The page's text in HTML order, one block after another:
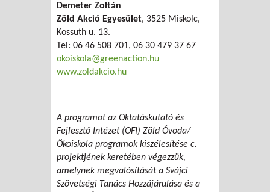
Demeter Zoltán
Zöld Akció Egyesület, 3525 Miskolc,
Kossuth u. 13.
Tel: 06 46 508 701, 06 30 479 37 67
okoiskola@greenaction.hu
www.zoldakcio.hu
A programot az Oktatáskutató és
Fejlesztő Intézet (OFI) Zöld Óvoda/
Ökoiskola programok kiszélesítése c.
projektjének keretében végezzük,
amelynek megvalósítását a Svájci
Szövetségi Tanács Hozzájárulása és a